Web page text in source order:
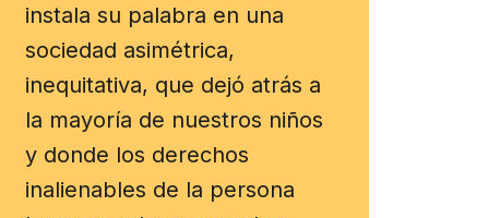
instala su palabra en una
sociedad asimétrica,
inequitativa, que dejó atrás a
la mayoría de nuestros niños
y donde los derechos
inalienables de la persona